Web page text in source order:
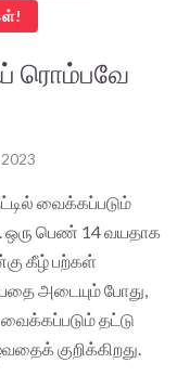
ரொம்பவே
வைக்கப்படும்
ஒரு பெண் 14 வயதாக
கீழ் பற்கள்
அடையும் போது,
வைக்கப்படும் தட்டு
குறிக்கிறது.